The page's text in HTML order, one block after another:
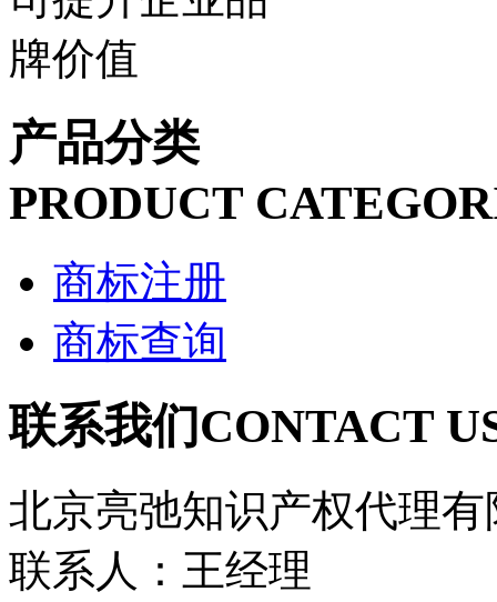
产品分类
PRODUCT
商标注册
商标查询
联系我们CONTACT
北京亮弛知识产权代理有
联系人：王经理